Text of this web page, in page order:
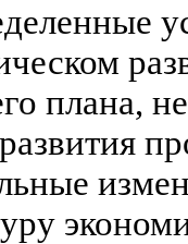
плана,